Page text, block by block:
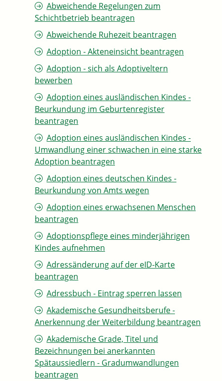
Abweichende Regelungen zum
Schichtbetrieb beantragen
Abweichende Ruhezeit beantragen
Adoption - Akteneinsicht beantragen
Adoption - sich als Adoptiveltern
bewerben
Adoption eines ausländischen Kindes -
Beurkundung im Geburtenregister
beantragen
Adoption eines ausländischen Kindes -
Umwandlung einer schwachen in eine starke
Adoption beantragen
Adoption eines deutschen Kindes -
Beurkundung von Amts wegen
Adoption eines erwachsenen Menschen
beantragen
Adoptionspflege eines minderjährigen
Kindes aufnehmen
Adressänderung auf der eID-Karte
beantragen
Adressbuch - Eintrag sperren lassen
Akademische Gesundheitsberufe -
Anerkennung der Weiterbildung beantragen
Akademische Grade, Titel und
Bezeichnungen bei anerkannten
Spätaussiedlern - Gradumwandlungen
beantragen